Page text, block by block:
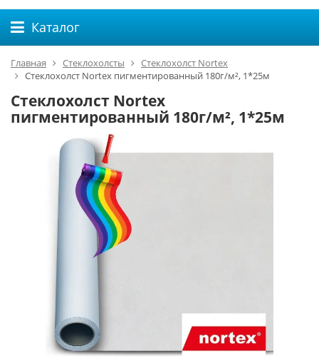
Каталог
Главная Стеклохолсты
Стеклохолст Nortex
Стеклохолст Nortex пигментированный 180г/м², 1*25м
Стеклохолст Nortex
пигментированный 180г/м², 1*25м